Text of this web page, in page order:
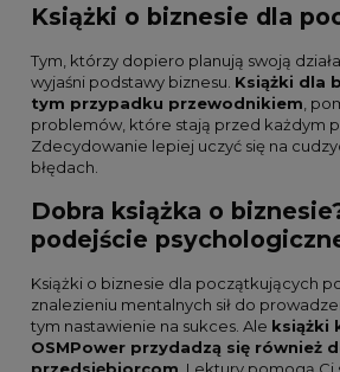
Książki o biznesie dla
Tym, którzy dopiero planują swoją
wyjaśni podstawy biznesu. Książki dla
tym przypadku przewodnikiem ,
problemów, które stają przed każdym
Zdecydowanie lepiej uczyć się na
błędach.
Dobra książka o
podejście
Książki o biznesie dla początkujących
znalezieniu mentalnych sił do
tym nastawienie na sukces. Ale książki
OSMPower przydadzą się również